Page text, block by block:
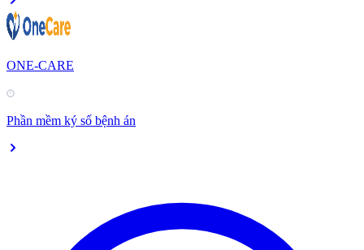
ONE-CARE
Phần mềm ký số bệnh án